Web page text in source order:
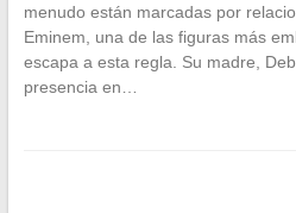
menudo están marcadas por
Eminem, una de las figuras más
escapa a esta regla. Su madre,
presencia en…